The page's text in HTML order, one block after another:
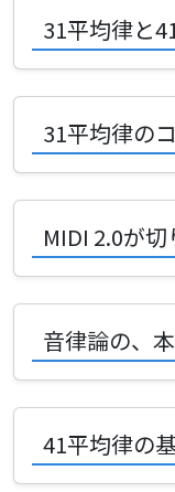
31平均律と
31平均律の
41平均律の